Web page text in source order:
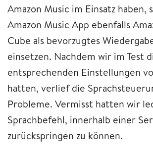
Amazon Music im Einsatz haben,
Amazon Music App ebenfalls
Cube als bevorzugtes
einsetzen. Nachdem wir im Test
entsprechenden Einstellungen
hatten, verlief die
Probleme. Vermisst hatten wir
Sprachbefehl, innerhalb einer
zurückspringen zu können.